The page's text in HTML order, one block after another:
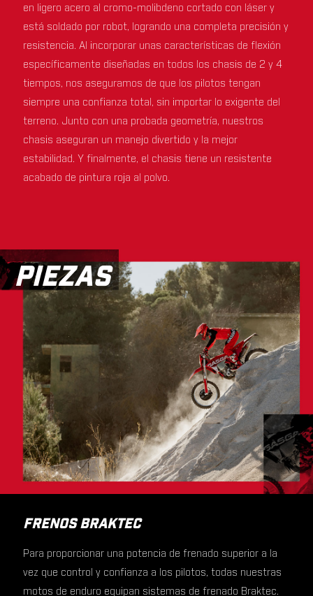
en ligero acero al cromo-molibdeno cortado con láser y
está soldado por robot, logrando una completa precisión y
resistencia. Al incorporar unas características de flexión
específicamente diseñadas en todos los chasis de 2 y 4
tiempos, nos aseguramos de que los pilotos tengan
siempre una confianza total, sin importar lo exigente del
terreno. Junto con una probada geometría, nuestros
chasis aseguran un manejo divertido y la mejor
estabilidad. Y finalmente, el chasis tiene un resistente
acabado de pintura roja al polvo.
FRENOS BRAKTEC
Para proporcionar una potencia de frenado superior a la
vez que control y confianza a los pilotos, todas nuestras
motos de enduro equipan sistemas de frenado Braktec.
PIEZAS